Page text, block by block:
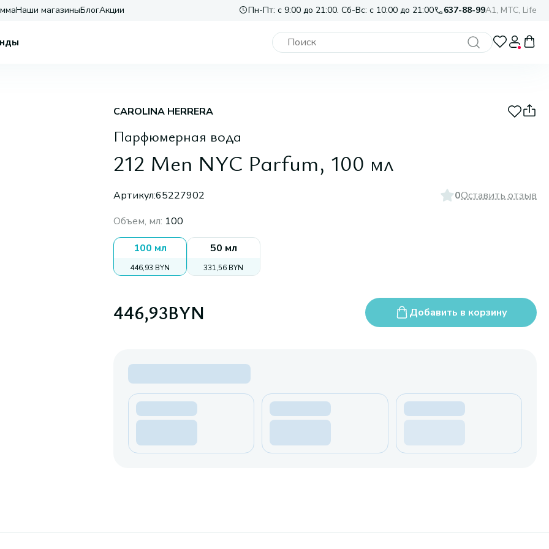
Наши магазиныБлогАкции Пн-Пт: с 9:00 до 21:00. Сб-Вс: с 10:00 до 21:00 637-88-99A1, МТС, Life
CAROLINA HERRERA
Парфюмерная вода
212 Men NYC Parfum, 100 мл
Артикул:65227902 0Оставить отзыв
Объем, мл: 100
100 мл
446,93 BYN
50 мл
331,56 BYN
446,93BYN Добавить в корзину